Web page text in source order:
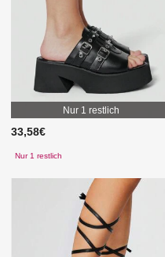
Nur 1 restlich
33,58€
Nur 1 restlich